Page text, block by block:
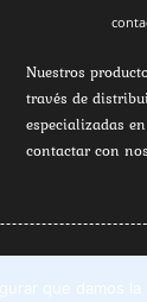
Nuestros
través de
especializadas
contactar con